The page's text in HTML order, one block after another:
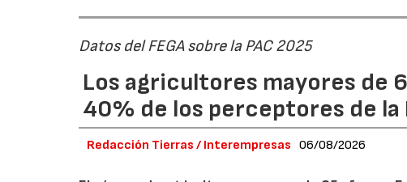
Datos del FEGA sobre la PAC 2025
Los agricultores mayores de
40% de los perceptores de la
Redacción Tierras / Interempresas 06/08/2026